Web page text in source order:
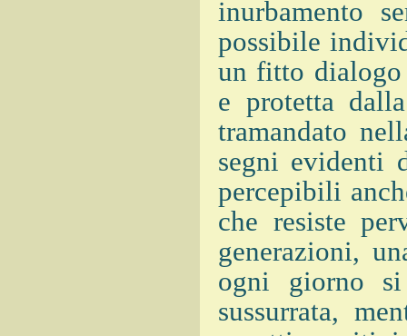
inurbamento
possibile
un fitto dialogo
e protetta
tramandato
segni evidenti
percepibili
che resiste
generazioni,
ogni giorno
sussurrata,